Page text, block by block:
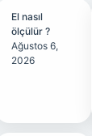
El nasıl
ölçülür ?
Ağustos 6,
2026